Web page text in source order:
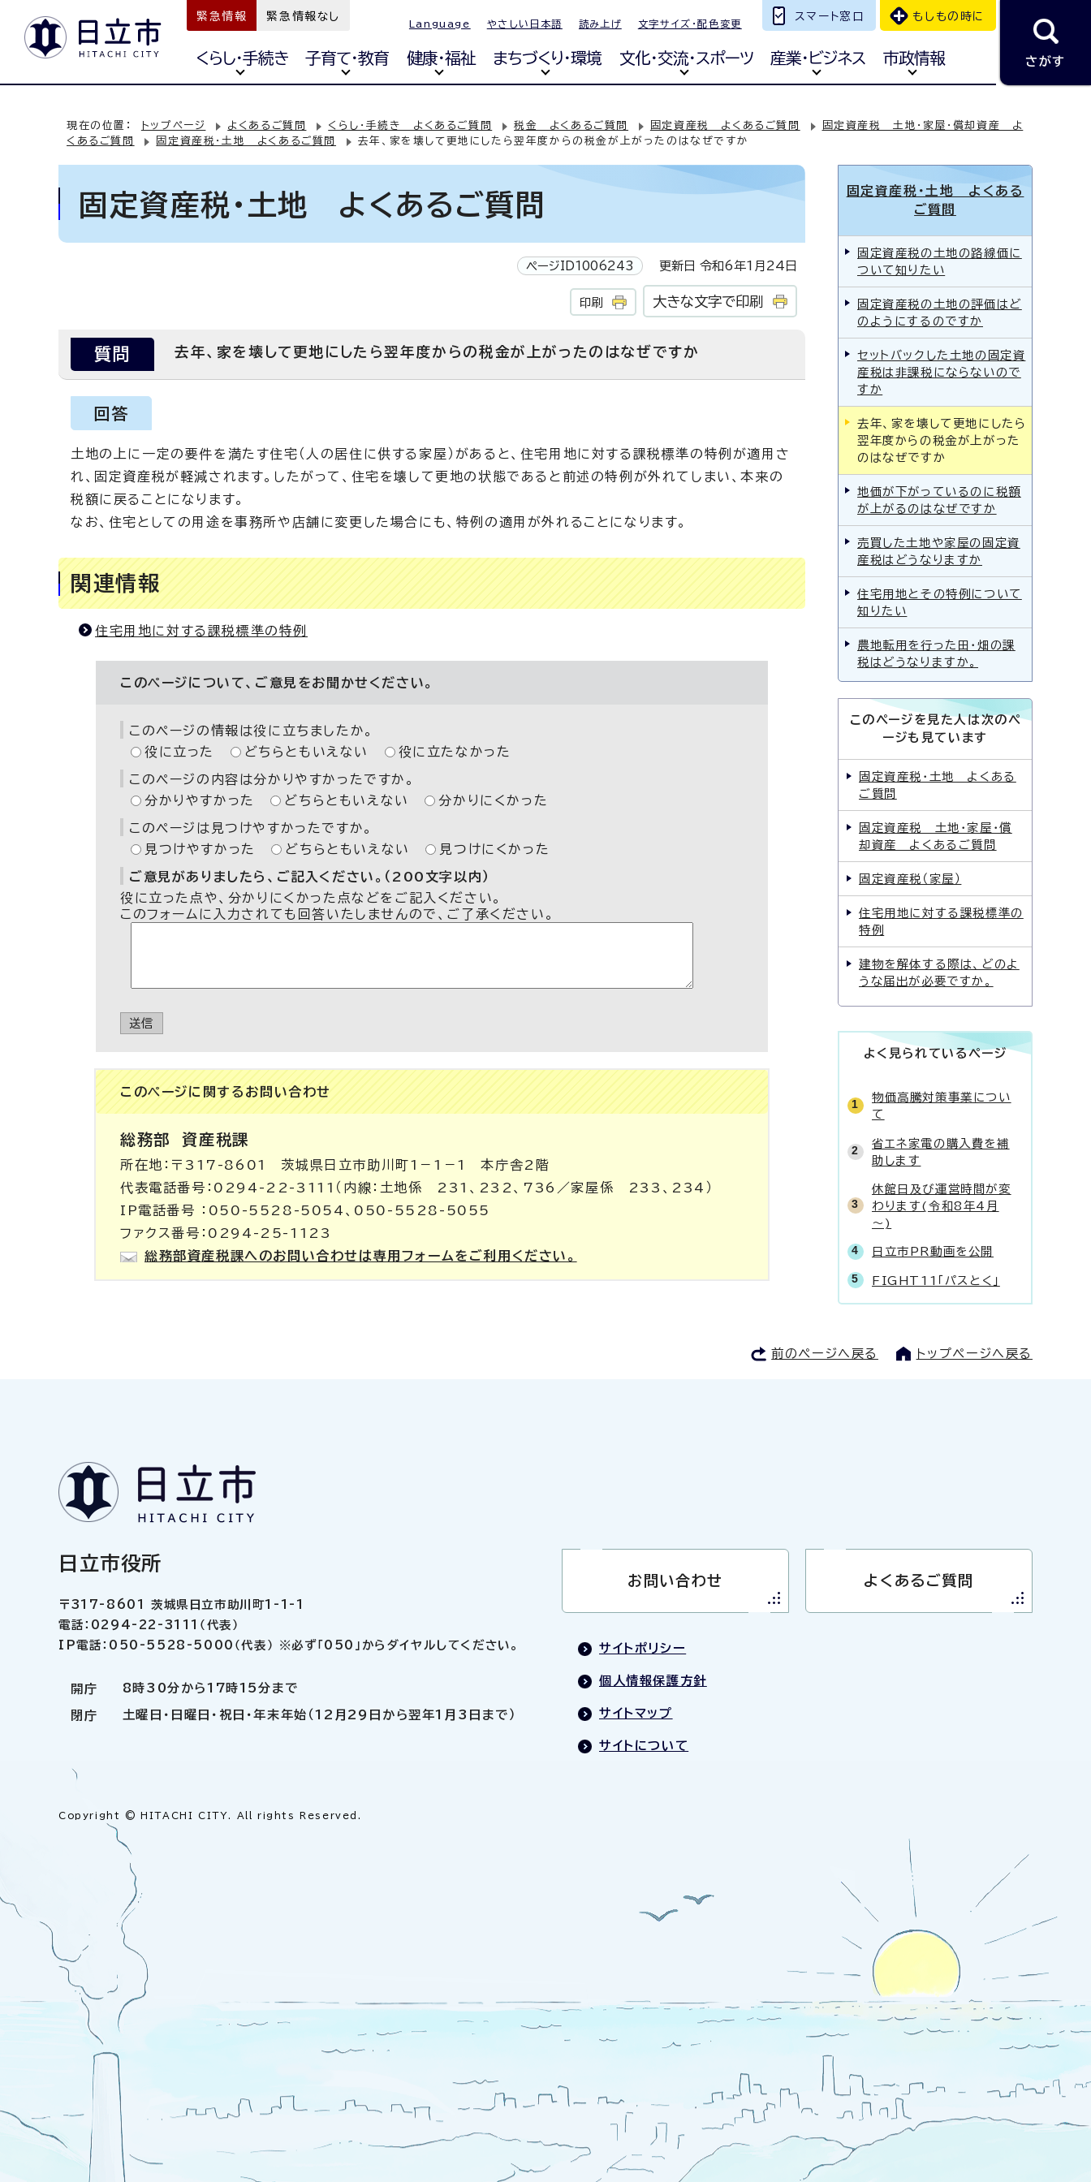
緊急情報 緊急情報なし
Language やさしい日本語 読み上げ 文字サイズ・配色変更
スマート窓口 もしもの時に
くらし・手続き 子育て・教育 健康・福祉 まちづくり・環境 文化・交流・スポーツ 産業・ビジネス 市政情報 さがす
現在の位置： トップページ よくあるご質問 くらし・手続き よくあるご質問 税金 よくあるご質問 固定資産税 よくあるご質問
固定資産税 土地・家屋・償却資産 よ
くあるご質問
固定資産税・土地 よくあるご質問 去年、家を壊して更地にしたら翌年度からの税金が上がったのはなぜですか
固定資産税・土地 よくあるご質問
ページID1006243 更新日 令和6年1月24日
印刷 大きな文字で印刷
質問 去年、家を壊して更地にしたら翌年度からの税金が上がったのはなぜですか
回答
土地の上に一定の要件を満たす住宅（人の居住に供する家屋）があると、住宅用地に対する課税標準の特例が適用さ
れ、固定資産税が軽減されます。したがって、住宅を壊して更地の状態であると前述の特例が外れてしまい、本来の
税額に戻ることになります。
なお、住宅としての用途を事務所や店舗に変更した場合にも、特例の適用が外れることになります。
関連情報
住宅用地に対する課税標準の特例
このページについて、ご意見をお聞かせください。
このページの情報は役に立ちましたか。
役に立った
どちらともいえない 役に立たなかった
このページの内容は分かりやすかったですか。
分かりやすかった
どちらともいえない 分かりにくかった
このページは見つけやすかったですか。
見つけやすかった
どちらともいえない 見つけにくかった
ご意見がありましたら、ご記入ください。（200文字以内）
役に立った点や、分かりにくかった点などをご記入ください。
このフォームに入力されても回答いたしませんので、ご了承ください。
送信
このページに関する お問い合わせ
総務部資産税課
所在地：〒317-8601 茨城県日立市助川町1－1－1 本庁舎2階
代表電話番号：0294-22-3111（内線：土地係 231、232、736／家屋係 233、234）
IP電話番号 ：050-5528-5054、050-5528-5055
ファクス番号：0294-25-1123
総務部資産税課へのお問い合わせは専用フォームをご利用ください。
固定資産税・土地 よくある
ご質問
固定資産税の土地の路線価に
ついて知りたい
固定資産税の土地の評価はど
のようにするのですか
セットバックした土地の固定資
産税は非課税にならないので
すか
去年、家を壊して更地にしたら
翌年度からの税金が上がった
のはなぜですか
地価が下がっているのに税額
が上がるのはなぜですか
売買した土地や家屋の固定資
産税はどうなりますか
住宅用地とその特例について
知りたい
農地転用を行った田・畑の課
税はどうなりますか。
このページを見た人は次のペ
ージも見ています
固定資産税・土地 よくある
ご質問
固定資産税 土地・家屋・償
却資産 よくあるご質問
固定資産税（家屋）
住宅用地に対する課税標準の
特例
建物を解体する際は、どのよ
うな届出が必要ですか。
よく見られているページ
物価高騰対策事業につい
て
省エネ家電の購入費を補
助します
休館日及び運営時間が変
わります(令和8年4月
～)
日立市PR動画を公開
FIGHT11「パスとく」
前のページへ戻る トップページへ戻る
日立市役所
〒317-8601 茨城県日立市助川町1-1-1
電話：0294-22-3111（代表）
IP電話：050-5528-5000（代表） ※必ず「050」からダイヤルしてください。
開庁 8時30分から17時15分まで
閉庁 土曜日・日曜日・祝日・年末年始（12月29日から翌年1月3日まで）
お問い合わせ よくあるご質問
サイトポリシー
個人情報保護方針
サイトマップ
サイトについて
Copyright © HITACHI CITY. All rights Reserved.